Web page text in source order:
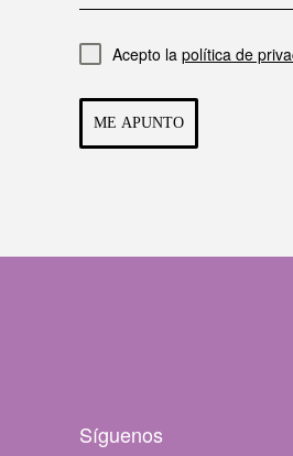
Acepto la política de
ME APUNTO
Síguenos